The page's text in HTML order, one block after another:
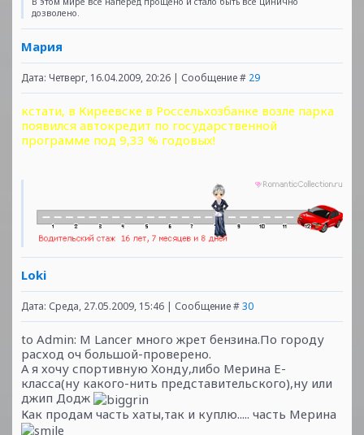
дозволено.
Мария
Дата: Четверг, 16.04.2009, 20:26 | Сообщение # 29
кстати, в Киреевске в Россельхозбанке возле парка
появился автокредит по государственной
программе под 9,33 % годовых!
Loki
Дата: Среда, 27.05.2009, 15:46 | Сообщение #30
to Admin: M Lancer много жрет бензина.По городу
расход оч большой-проверено.
А я хочу спортивную Хонду,либо Мерина Е-
класса(ну какого-нить представительского),ну или
джип Додж
Как продам часть хаты,так и куплю..... часть Мерина